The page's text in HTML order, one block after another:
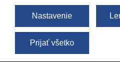
+421 915 976 514
info@fastcar.sk
Nastavenie
Prijať všetko